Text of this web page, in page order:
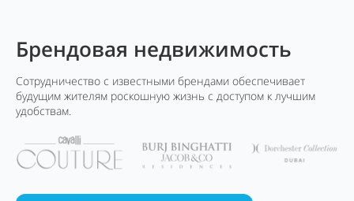
Брендовая недвижимость
Сотрудничество с известными брендами обеспечивает
будущим жителям роскошную жизнь с доступом к лучшим
удобствам.